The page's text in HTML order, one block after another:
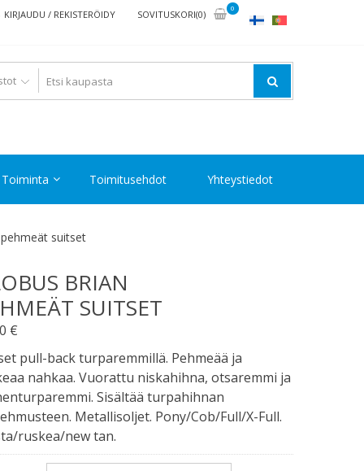
KIRJAUDU / REKISTERÖIDY SOVITUSKORI(0)
0
Toiminta Toimitusehdot Yhteystiedot
suitset
BRIAN
SUITSET
€
pull-back turparemmillä. Pehmeää ja
nahkaa. Vuorattu niskahihna, otsaremmi ja
Sisältää turpahihnan
Metallisoljet. Pony/Cob/Full/X-Full.
ruskea/new tan.